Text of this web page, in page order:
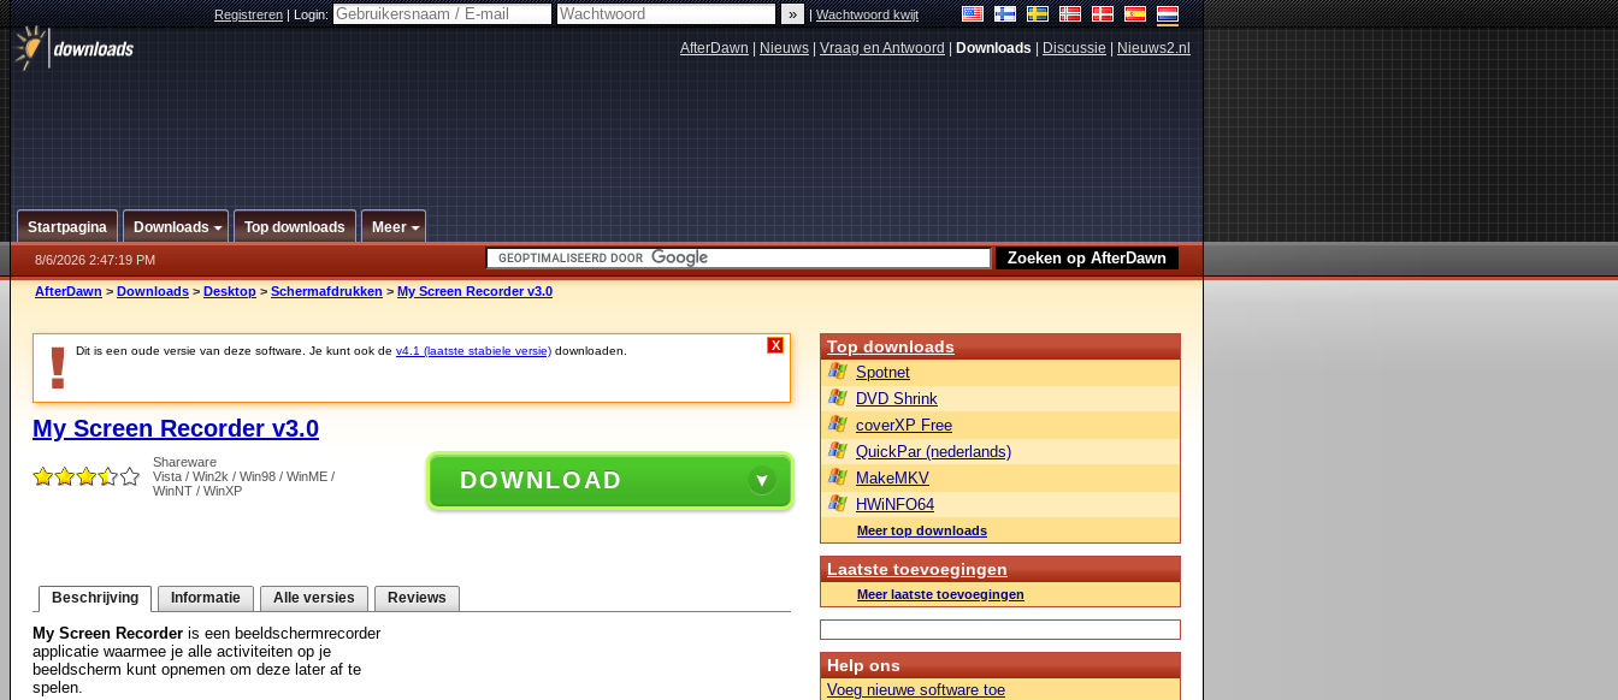
Registreren|Login: |Wachtwoord kwijt
AfterDawn Nieuws Vraag en Antwoord Downloads Discussie Nieuws2.nl
Startpagina Downloads Top downloads Meer
8/6/2026 2:47:19 PM
AfterDawn > Downloads > Desktop > Schermafdrukken > My Screen Recorder v3.0
Dit is een oude versie van deze software. Je kunt ook de v4.1 (laatste stabiele versie) downloaden. X
My Screen Recorder v3.0
Shareware
Vista / Win2k / Win98 / WinME /
WinNT / WinXP
DOWNLOAD
Beschrijving Informatie Alle versies Reviews
My Screen Recorder is een beeldschermrecorder
applicatie waarmee je alle activiteiten op je
beeldscherm kunt opnemen om deze later af te
spelen.
Top downloads
Spotnet
DVD Shrink
coverXP Free
QuickPar (nederlands)
MakeMKV
HWiNFO64
Meer top downloads
Laatste toevoegingen
Meer laatste toevoegingen
Help ons
Voeg nieuwe software toe